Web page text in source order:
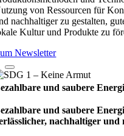
von Ressourcen für
nachhaltiger zu gestalten,
Kultur und Produkte zu
Newsletter
und saubere
und saubere
nachhaltiger